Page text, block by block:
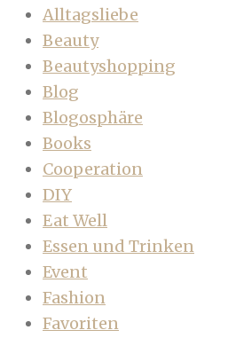
Alltagsliebe
Beauty
Beautyshopping
Blog
Blogosphäre
Books
Cooperation
DIY
Eat Well
Essen und Trinken
Event
Fashion
Favoriten